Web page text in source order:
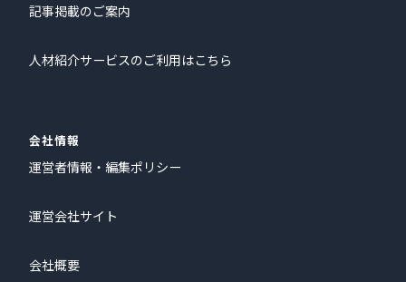
記事掲載のご案内
人材紹介サービスのご利用はこちら
会社情報
運営者情報・編集ポリシー
運営会社サイト
会社概要